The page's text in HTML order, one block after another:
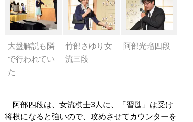
大盤解説も隣
で行われてい
た
竹部さゆり女
流三段
阿部光瑠四段
阿部四段は、女流棋士3人に、「習甦」は受け
将棋になると強いので、攻めさせてカウンターを